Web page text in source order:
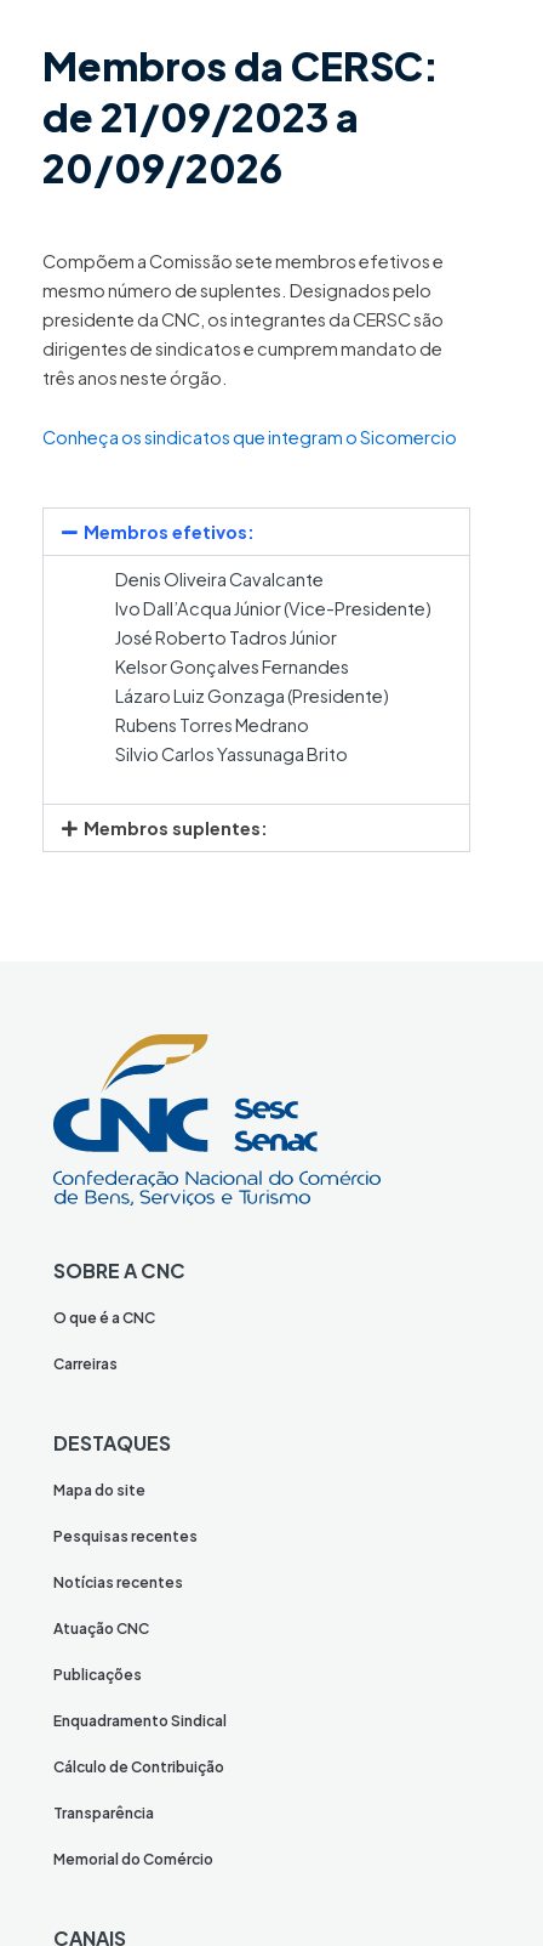
Membros da CERSC:
de 21/09/2023 a
20/09/2026
Compõem a Comissão sete membros efetivos e
mesmo número de suplentes. Designados pelo
presidente da CNC, os integrantes da CERSC são
dirigentes de sindicatos e cumprem mandato de
três anos neste órgão.
Conheça os sindicatos que integram o Sicomercio
Membros efetivos:
Denis Oliveira Cavalcante
Ivo Dall’Acqua Júnior (Vice-Presidente)
José Roberto Tadros Júnior
Kelsor Gonçalves Fernandes
Lázaro Luiz Gonzaga (Presidente)
Rubens Torres Medrano
Silvio Carlos Yassunaga Brito
Membros suplentes:
SOBRE A CNC
O que é a CNC
Carreiras
DESTAQUES
Mapa do site
Pesquisas recentes
Notícias recentes
Atuação CNC
Publicações
Enquadramento Sindical
Cálculo de Contribuição
Transparência
Memorial do Comércio
CANAIS